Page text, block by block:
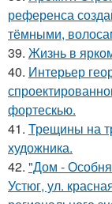
референса
тёмными,
39. Жизнь в
40. Интерьер
фортескью.
41. Трещины на
художника.
42. "Дом -
Устюг, ул.